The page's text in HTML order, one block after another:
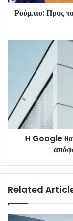
Ρούμπιο: Προς
Η Google θα
Related